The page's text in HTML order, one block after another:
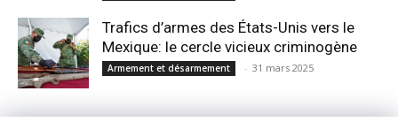
Trafics d’armes des États-Unis vers le
Mexique: le cercle vicieux criminogène
Armement et désarmement - 31 mars 2025